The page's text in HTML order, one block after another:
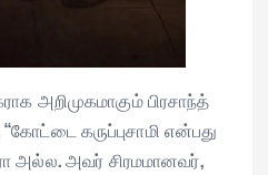
அறிமுகமாகும் பிரசாந்த்
கருப்புசாமி என்பது
அல்ல. அவர் சிரமமானவர்,